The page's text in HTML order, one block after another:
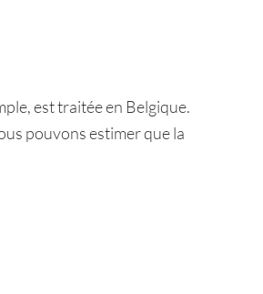
est traitée en Belgique.
pouvons estimer que la